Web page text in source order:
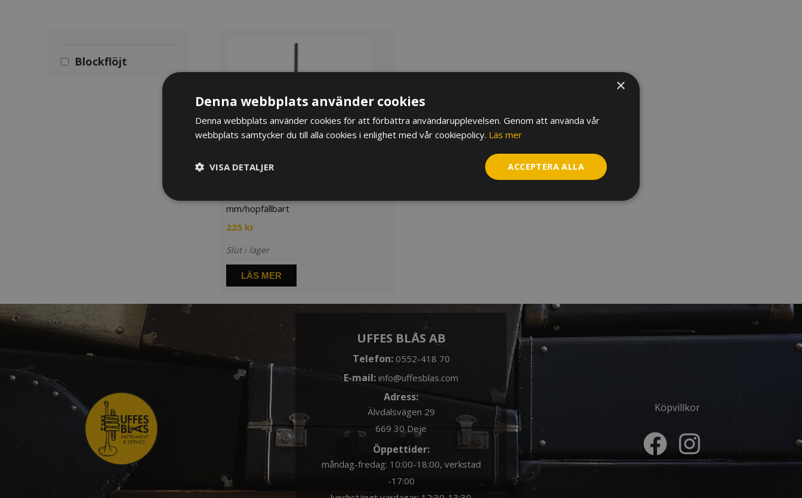
Blockflöjt
mm/hopfällbart
225 kr
Slut i lager
LÄS MER
UFFES BLÅS AB
Telefon: 0552-418 70
E-mail: info@uffesblas.com
Adress:
Älvdalsvägen 29
669 30 Deje
Öppettider:
måndag-fredag: 10:00-18:00, verkstad
-17:00
Köpvillkor
×
Denna webbplats använder cookies
Denna webbplats använder cookies för att förbättra användarupplevelsen. Genom att använda vår
webbplats samtycker du till alla cookies i enlighet med vår cookiepolicy. Läs mer
ACCEPTERA ALLA
VISA DETALJER